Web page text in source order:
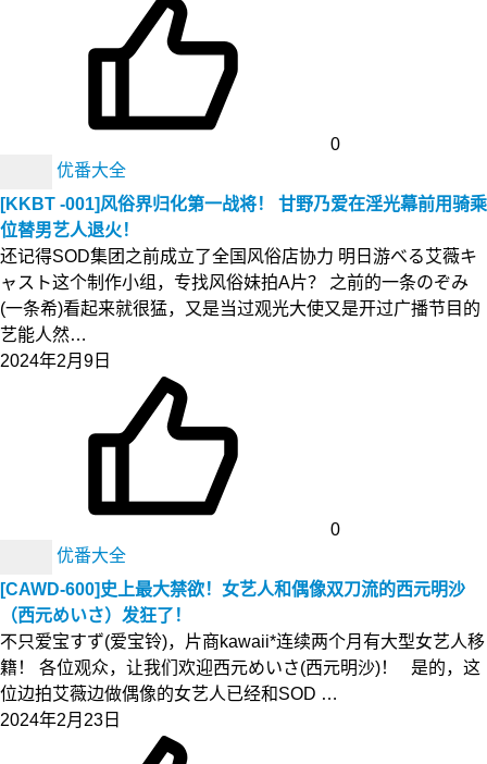
0
优番大全
[KKBT -001]风俗界归化第一战将！ 甘野乃爱在淫光幕前用骑乘
位替男艺人退火！
还记得SOD集团之前成立了全国风俗店协力 明日游べる艾薇キ
ャスト这个制作小组，专找风俗妹拍A片？ 之前的一条のぞみ
(一条希)看起来就很猛，又是当过观光大使又是开过广播节目的
艺能人然…
2024年2月9日
0
优番大全
[CAWD-600]史上最大禁欲！女艺人和偶像双刀流的西元明沙
（西元めいさ）发狂了！
不只爱宝すず(爱宝铃)，片商kawaii*连续两个月有大型女艺人移
籍！ 各位观众，让我们欢迎西元めいさ(西元明沙)！ 是的，这
位边拍艾薇边做偶像的女艺人已经和SOD …
2024年2月23日